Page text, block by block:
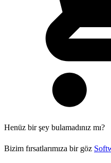
Henüz bir şey bulamadınız mı?
Bizim fırsatlarımıza bir göz